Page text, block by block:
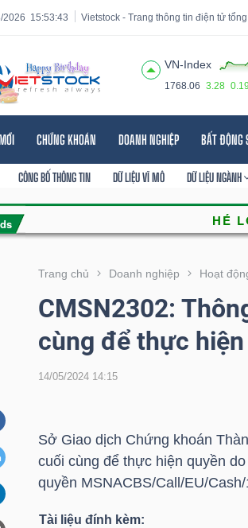
15:53:44
2026 Vietstock - Trang thông tin điện tử
VN-Index
1768.06 3.28
CHỨNG KHOÁN DOANH NGHIỆP BẤT ĐỘNG
CÔNG BỐ THÔNG TIN DỮ LIỆU VĨ MÔ DỮ LIỆU NGÀNH
Trang chủ Doanh nghiệp Hoạt
CMSN2302:
cùng để thực
14/05/2024 14:15
Sở Giao dịch Chứng khoán
cuối cùng để thực hiện quyền
quyền MSNACBS/Call/EU/
Tài liệu đính kèm: